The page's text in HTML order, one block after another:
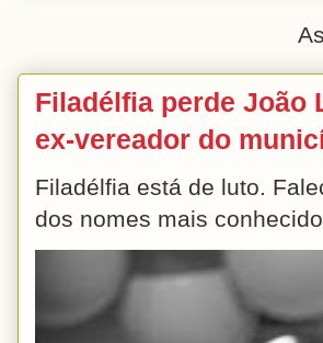
Filadélfia perde João
ex-vereador do
Filadélfia está de luto.
dos nomes mais